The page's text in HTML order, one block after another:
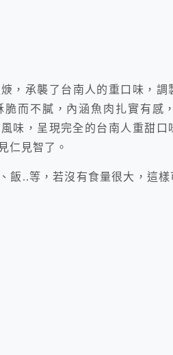
，承襲了台南人的重口味，調
而不膩，內涵魚肉扎實有感
味，呈現完全的台南人重甜口
仁見智了。
飯..等，若沒有食量很大，這